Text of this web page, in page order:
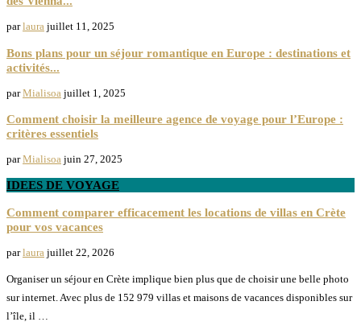
parlaura juillet 11, 2025
Bons plans pour un séjour romantique en Europe : destinations et
activités...
parMialisoa juillet 1, 2025
Comment choisir la meilleure agence de voyage pour l’Europe :
critères essentiels
parMialisoa juin 27, 2025
IDEES DE VOYAGE
Comment comparer efficacement les locations de villas en Crète
pour vos vacances
parlaura juillet 22, 2026
Organiser un séjour en Crète implique bien plus que de choisir une belle photo
sur internet. Avec plus de 152 979 villas et maisons de vacances disponibles sur
l’île, il …